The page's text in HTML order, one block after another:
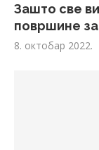
Зашто све
површине
8. октобар 2022.